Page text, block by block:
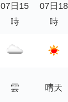
07日15
時
07日18
時
雲 晴天